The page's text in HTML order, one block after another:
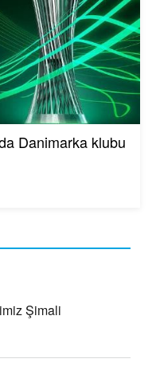
Şimali
Danimarka klubu